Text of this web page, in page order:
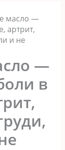
масло —
артрит,
и не
—
в